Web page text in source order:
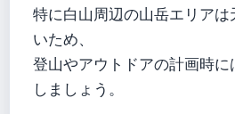
特に白山周辺の山岳エリア
いため、
登山やアウトドアの計画時に
しましょう。